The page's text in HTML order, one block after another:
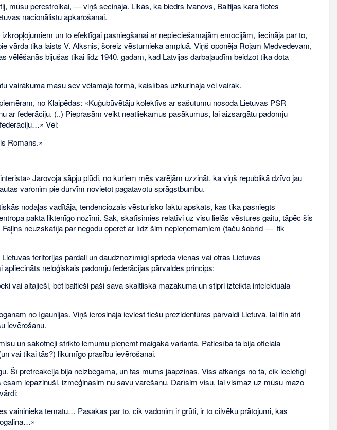
mūsu perestroikai, — viņš secināja. Likās, ka biedrs Ivanovs, Baltijas kara flotes
nacionālistu apkarošanai.
un to efektīgai pasniegšanai аr nepieciešamajām emocijām, liecināja par to,
vārda tika laists V. Alksnis, šoreiz vēsturnieka ampluā. Viņš oponēja Rojam Medvedevam,
vēlēšanās bijušas tikai līdz 1940. gadam, kad Latvijas darbaļaudīm beidzot tika dota
vairākuma masu sev vēlamajā formā, kaislības uzkurināja vēl vairāk.
no Klaipēdas: «Kuģubūvētāju kolektīvs ar sašutumu nosoda Lietuvas PSR
ar federāciju. (..) Pieprasām veikt neatliekamus pasākumus, lai aizsargātu padomju
Vēl:
Romans.»
Jarovoja sāpju plūdi, no kuriem mēs varējām uzzināt, ka viņš republikā dzīvo jau
varonim pie durvīm novietot pagatavotu sprāgstbumbu.
nodaļas vadītāja, tendenciozais vēsturisko faktu apskats, kas tika pasniegts
pakta liktenīgo nozīmi. Sak, skatīsimies relatīvi uz visu lielās vēstures gaitu, tāpēc šis
neuzskatīja par negodu operēt ar līdz šim nepieņemamiem (taču šobrīd — tik
teritorijas pārdali un daudznozīmīgi sprieda vienas vai otras Lietuvas
neloģiskais padomju federācijas pārvaldes princips:
vai altajieši, bet baltieši paši sava skaitliskā mazākuma un stipri izteikta intelektuāla
no Igaunijas. Viņš ierosināja ieviest tiešu prezidentūras pārvaldi Lietuvā, lai itin ātri
ievērošanu.
un sākotnēji strikto lēmumu pieņemt maigākā variantā. Patiesībā tā bija oficiāla
vai tikai tās?) likumīgo prasību ievērošanai.
Šī pretreakcija bija neizbēgama, un tas mums jāapzinās. Viss atkarīgs no tā, cik iecietīgi
iepazinuši, izmēģināsim nu savu varēšanu. Darīsim visu, lai vismaz uz mūsu mazo
vaininieka tematu… Pasakas par to, cik vadonim ir grūti, ir to cilvēku prātojumi, kas